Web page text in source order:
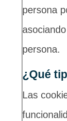
persona
persona.
¿Qué
Las